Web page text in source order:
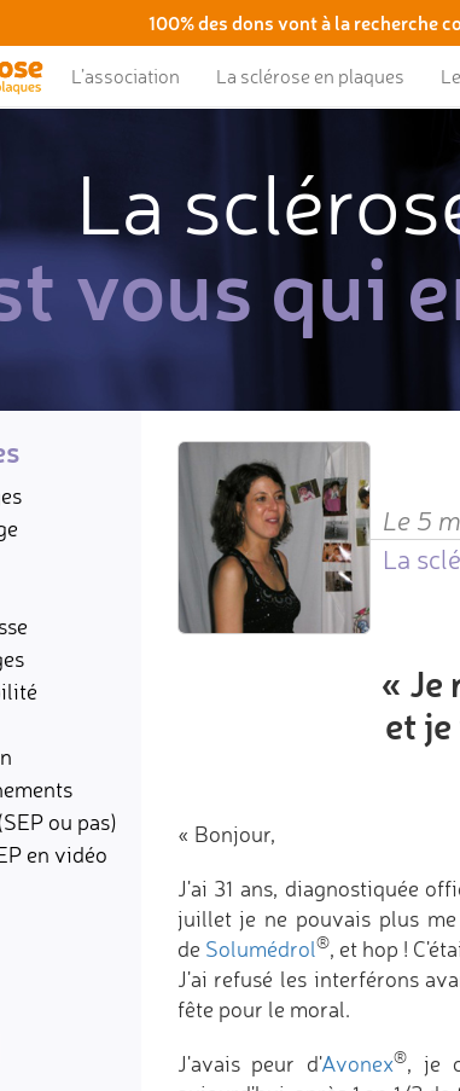
100% des dons vont à la recherche
L’association La sclérose en plaques
La
vous qui
ou pas)
en vidéo
Le 5
La
« Je
et
« Bonjour,
J'ai 31 ans, diagnostiquée
juillet je ne pouvais plus
de Solumédrol®, et hop !
J'ai refusé les interférons
fête pour le moral.
J'avais peur d'Avonex®, je